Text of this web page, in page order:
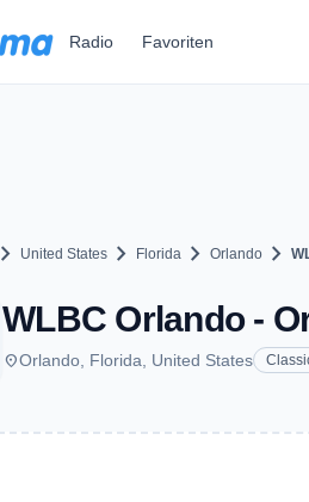
Radio Favoriten
chevron_right United States chevron_right Florida chevron_right Orlando chevron_right
WLBC Orlando -
placeOrlando, Florida, United States